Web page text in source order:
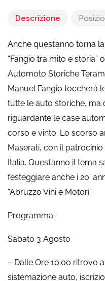
Descrizione
Anche quest’anno torna
“Fangio tra mito e
Automoto Storiche
Manuel Fangio toccherà
tutte le auto storiche, ma
riguardante le case
corso e vinto. Lo scorso
Maserati, con il
Italia. Quest’anno il tema
festeggiare anche i 20’
“Abruzzo Vini e Motori”
Programma:
Sabato 3 Agosto
– Dalle Ore 10.00 ritrovo
sistemazione auto,